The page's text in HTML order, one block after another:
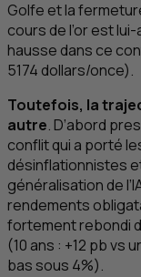
Golfe et la
cours de l’or est
hausse dans ce
5174 dollars/once).
Toutefois, la
autre. D’abord
conflit qui a porté
désinflationnistes
généralisation de l’
rendements
fortement rebondi
(10 ans : +12 pbvs
bas sous 4%).